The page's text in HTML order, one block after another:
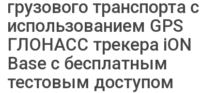
грузового транспорта с
использованием GPS
ГЛОНАСС трекера iON
Base с бесплатным
тестовым доступом